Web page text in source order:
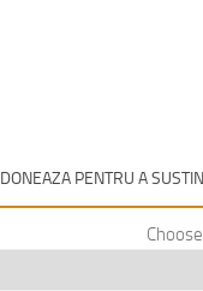
DONEAZA PENTRU A